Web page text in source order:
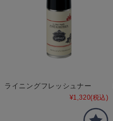
ライニングフレッシュナー
¥1,320(税込)